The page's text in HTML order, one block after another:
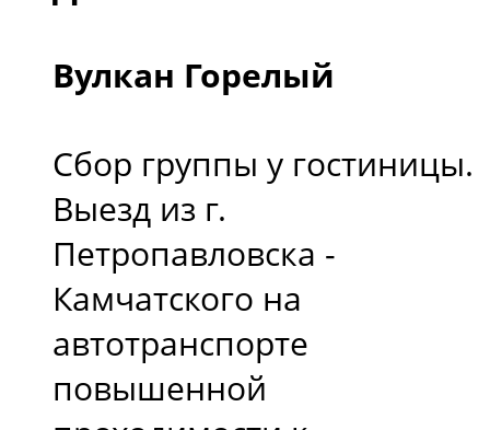
Вулкан Горелый
Сбор группы у гостиницы.
Выезд из г.
Петропавловска -
Камчатского на
автотранспорте
повышенной